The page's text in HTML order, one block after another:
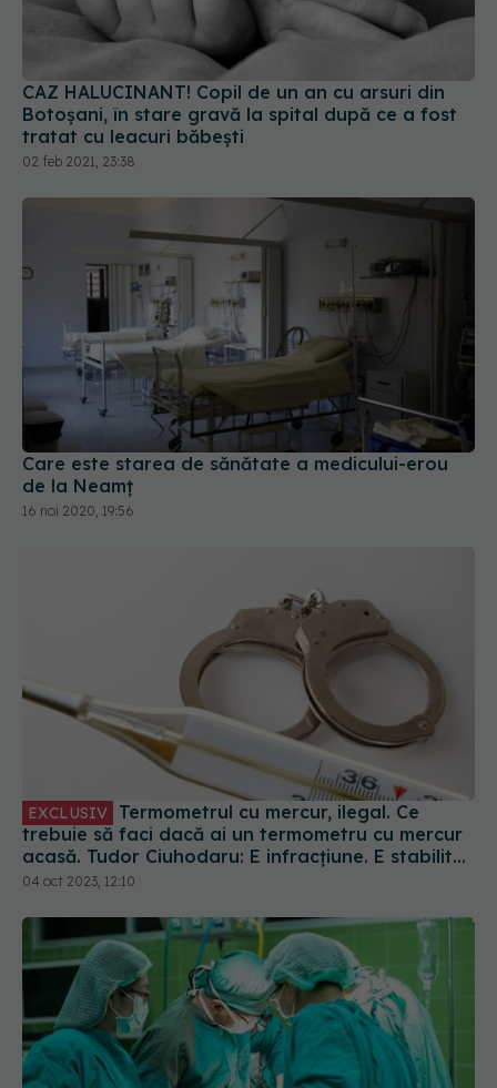
CAZ HALUCINANT! Copil de un an cu arsuri din
Botoșani, în stare gravă la spital după ce a fost
tratat cu leacuri băbești
02 feb 2021, 23:38
Care este starea de sănătate a medicului-erou
de la Neamț
16 noi 2020, 19:56
EXCLUSIV
trebuie să faci dacă ai un termometru cu mercur
acasă. Tudor Ciuhodaru: E infracțiune. E stabilită
în Codul Penal
04 oct 2023, 12:10